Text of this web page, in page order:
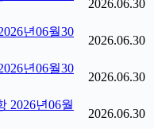
2026.06.30
년06월30
2026.06.30
년06월30
2026.06.30
2026년06월
2026.06.30